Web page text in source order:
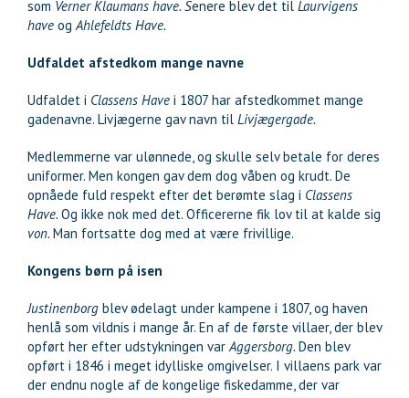
som Verner Klaumans have. Senere blev det til Laurvigens
have ogAhlefeldts Have.
Udfaldet afstedkom mange navne
Udfaldet i Classens Have i 1807 har afstedkommet mange
gadenavne. Livjægerne gav navn til Livjægergade.
Medlemmerne var ulønnede, og skulle selv betale for deres
uniformer. Men kongen gav dem dog våben og krudt. De
opnåede fuld respekt efter det berømte slag i Classens
Have.Og ikke nok med det. Officererne fik lov til at kalde sig
von.Man fortsatte dog med at være frivillige.
Kongens børn på isen
Justinenborg blev ødelagt under kampene i 1807, og haven
henlå som vildnis i mange år. En af de første villaer, der blev
opført her efter udstykningen varAggersborg.Den blev
opført i 1846 i meget idylliske omgivelser. I villaens park var
der endnu nogle af de kongelige fiskedamme, der var